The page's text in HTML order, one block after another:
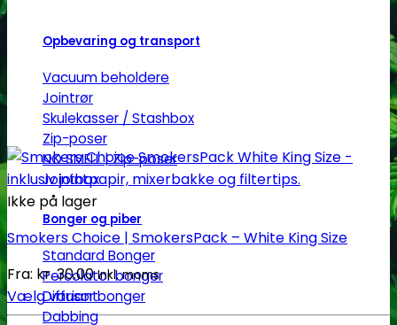
Opbevaring og transport
Vacuum beholdere
Jointrør
Skulekasser / Stashbox
Zip-poser
NO SMELL | Zip-poser
Jointbox
Bonger og piber
Standard Bonger
Percolator bonger
Diffusor bonger
Dabbing
Ikke på lager
Smokers Choice | SmokersPack – White King Size
Fra: kr.30.00 Inkl. moms
Vælg variant
Dette